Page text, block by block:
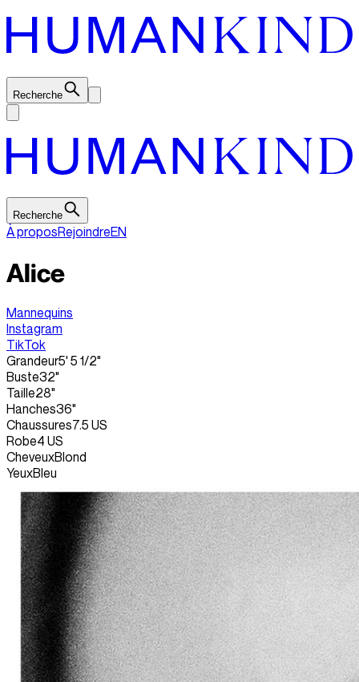
Recherche
Recherche
À proposRejoindreEN
Alice
Mannequins
Instagram
TikTok
Grandeur5' 5 1/2"
Buste32"
Taille28"
Hanches36"
Chaussures7.5 US
Robe4 US
CheveuxBlond
YeuxBleu